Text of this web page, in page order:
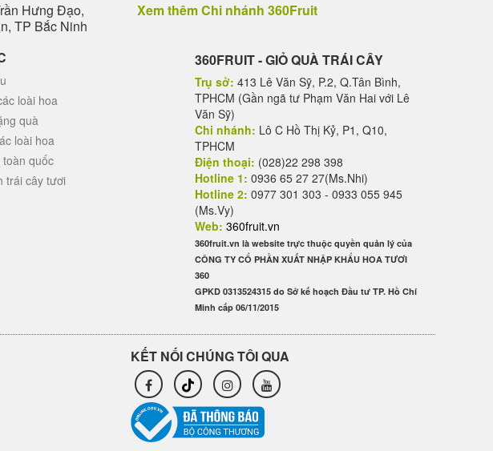
Hưng Đạo,
TP Bắc Ninh
Xem thêm Chi nhánh 360Fruit
loài hoa
quà
loài hoa
quốc
trái cây tươi
360FRUIT - GIỎ QUÀ TRÁI CÂY
Trụ sở: 413 Lê Văn Sỹ, P.2, Q.Tân Bình,
TPHCM (Gần ngã tư Phạm Văn Hai với Lê
Văn Sỹ)
Chi nhánh: Lô C Hồ Thị Kỷ, P1, Q10,
TPHCM
Điện thoại: (028)22 298 398
Hotline 1: 0936 65 27 27(Ms.Nhi)
Hotline 2: 0977 301 303 - 0933 055 945
(Ms.Vy)
Web: 360fruit.vn
360fruit.vn là website trực thuộc quyền quản lý của
CÔNG TY CỔ PHẦN XUẤT NHẬP KHẨU HOA TƯƠI
360
GPKD 0313524315 do Sở kế hoạch Đầu tư TP. Hồ Chí
Minh cấp 06/11/2015
KẾT NỐI CHÚNG TÔI QUA